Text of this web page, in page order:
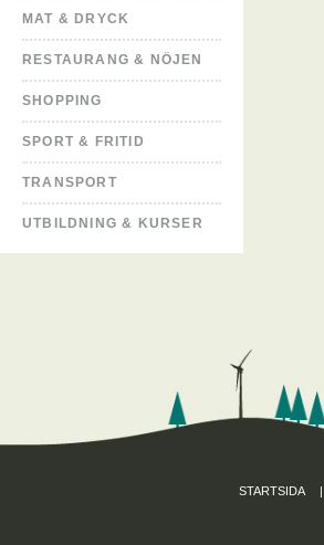
MAT & DRYCK
RESTAURANG & NÖJEN
SHOPPING
SPORT & FRITID
TRANSPORT
UTBILDNING & KURSER
STARTSIDA |